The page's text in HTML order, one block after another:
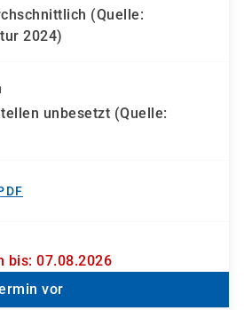
(Quelle:
2024)
unbesetzt (Quelle:
bis: 07.08.2026
vor